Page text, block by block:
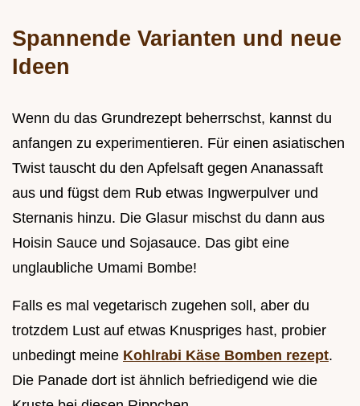
Spannende Varianten und neue
Ideen
Wenn du das Grundrezept beherrschst, kannst du
anfangen zu experimentieren. Für einen asiatischen
Twist tauscht du den Apfelsaft gegen Ananassaft
aus und fügst dem Rub etwas Ingwerpulver und
Sternanis hinzu. Die Glasur mischst du dann aus
Hoisin Sauce und Sojasauce. Das gibt eine
unglaubliche Umami Bombe!
Falls es mal vegetarisch zugehen soll, aber du
trotzdem Lust auf etwas Knuspriges hast, probier
unbedingt meine Kohlrabi Käse Bomben rezept.
Die Panade dort ist ähnlich befriedigend wie die